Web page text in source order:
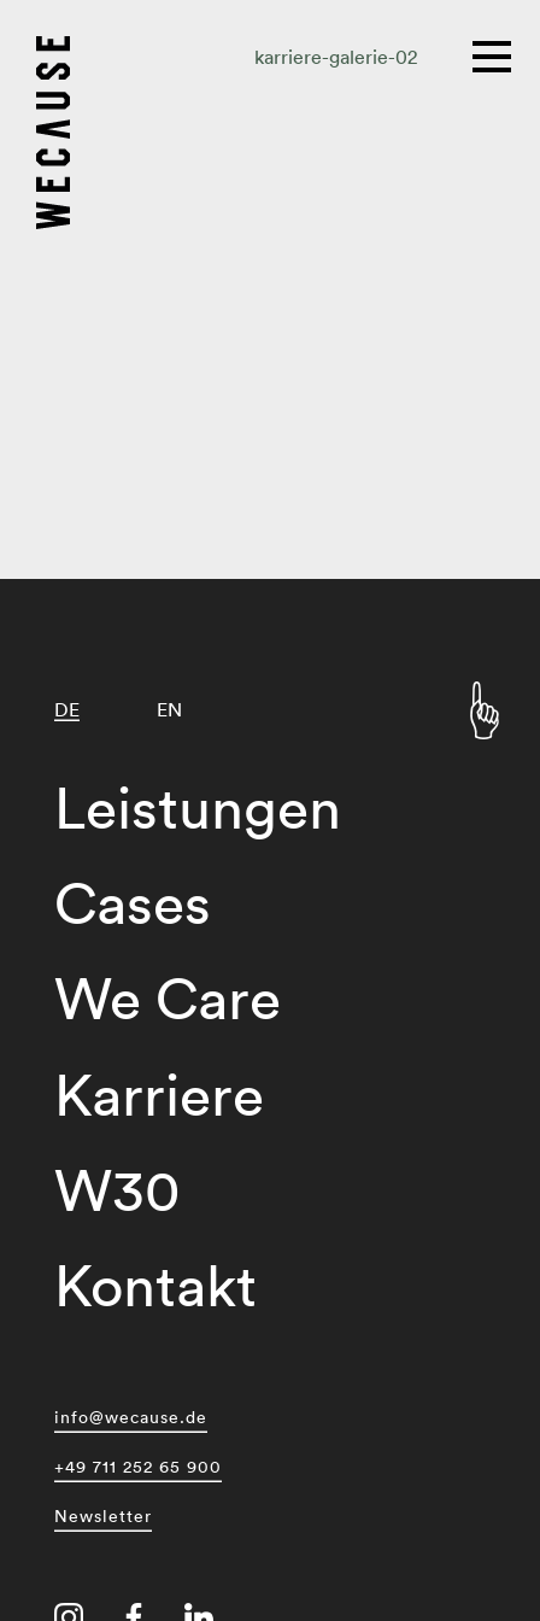
karriere-galerie-02
Leistungen
Cases
We Care
Karriere
W30
Kontakt
DE EN
info@wecause.de
+49 711 252 65 900
Newsletter